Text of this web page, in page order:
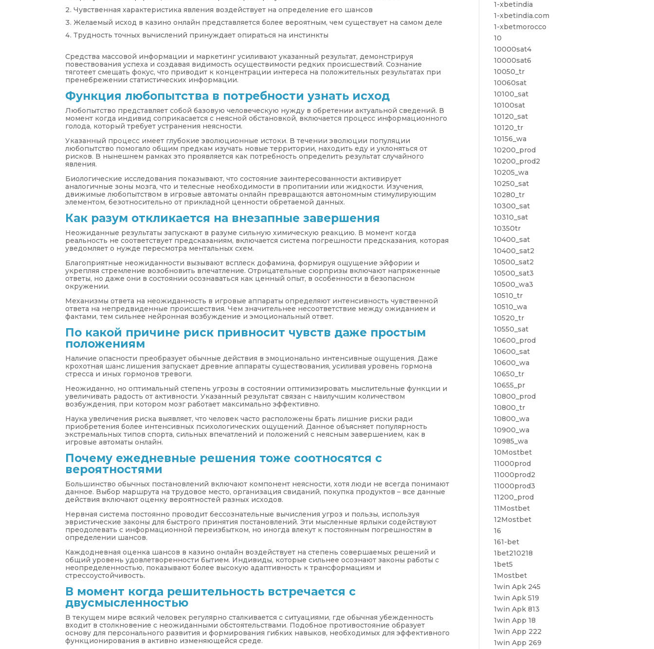
Чувственная характеристика явления воздействует на определение его шансов
Желаемый исход в казино онлайн представляется более вероятным, чем существует на самом деле
Трудность точных вычислений принуждает опираться на инстинкты
Средства массовой информации и маркетинг усиливают указанный результат, демонстрируя
повествования успеха и создавая видимость осуществимости редких происшествий. Сознание
тяготеет смещать фокус, что приводит к концентрации интереса на положительных результатах при
пренебрежении статистических информации.
Функция любопытства в потребности узнать исход
Любопытство представляет собой базовую человеческую нужду в обретении актуальной сведений. В
момент когда индивид соприкасается с неясной обстановкой, включается процесс информационного
голода, который требует устранения неясности.
Указанный процесс имеет глубокие эволюционные истоки. В течении эволюции популяции
любопытство помогало общим предкам изучать новые территории, находить еду и уклоняться от
рисков. В нынешнем рамках это проявляется как потребность определить результат случайного
явления.
Биологические исследования показывают, что состояние заинтересованности активирует
аналогичные зоны мозга, что и телесные необходимости в пропитании или жидкости. Изучения,
движимые любопытством в игровые автоматы онлайн превращаются автономным стимулирующим
элементом, безотносительно от прикладной ценности обретаемой данных.
Как разум откликается на внезапные завершения
Неожиданные результаты запускают в разуме сильную химическую реакцию. В момент когда
реальность не соответствует предсказаниям, включается система погрешности предсказания, которая
уведомляет о нужде пересмотра ментальных схем.
Благоприятные неожиданности вызывают всплеск дофамина, формируя ощущение эйфории и
укрепляя стремление возобновить впечатление. Отрицательные сюрпризы включают напряженные
ответы, но даже они в состоянии осознаваться как ценный опыт, в особенности в безопасном
окружении.
Механизмы ответа на неожиданность в игровые аппараты определяют интенсивность чувственной
ответа на непредвиденные происшествия. Чем значительнее несоответствие между ожиданием и
фактами, тем сильнее нейронная возбуждение и эмоциональный ответ.
По какой причине риск привносит чувств даже простым
положениям
Наличие опасности преобразует обычные действия в эмоционально интенсивные ощущения. Даже
крохотная шанс лишения запускает древние аппараты существования, усиливая уровень гормона
стресса и иных гормонов тревоги.
Неожиданно, но оптимальный степень угрозы в состоянии оптимизировать мыслительные функции и
увеличивать радость от активности. Указанный результат связан с наилучшим количеством
возбуждения, при котором мозг работает максимально эффективно.
Наука увеличения риска выявляет, что человек часто расположены брать лишние риски ради
приобретения более интенсивных психологических ощущений. Данное объясняет популярность
экстремальных типов спорта, сильных впечатлений и положений с неясным завершением, как в
игровые автоматы онлайн.
Почему ежедневные решения тоже соотносятся с
вероятностями
Большинство обычных постановлений включают компонент неясности, хотя люди не всегда понимают
данное. Выбор маршрута на трудовое место, организация свиданий, покупка продуктов – все данные
действия включают оценку вероятностей разных исходов.
Нервная система постоянно проводит бессознательные вычисления угроз и пользы, используя
эвристические законы для быстрого принятия постановлений. Эти мысленные ярлыки содействуют
преодолевать с информационной переизбытком, но иногда влекут к постоянным погрешностям в
определении шансов.
Каждодневная оценка шансов в казино онлайн воздействует на степень совершаемых решений и
общий уровень удовлетворенности бытием. Индивиды, которые сильнее осознают законы работы с
неопределенностью, показывают более высокую адаптивность к трансформациям и
стрессоустойчивость.
В момент когда решительность встречается с
двусмысленностью
В текущем мире всякий человек регулярно сталкивается с ситуациями, где обычная убежденность
входит в столкновение с неожиданными обстоятельствами. Подобное противостояние образует
основу для персонального развития и формирования гибких навыков, необходимых для эффективного
функционирования в активно изменяющейся среде.
1-xbetindia
1-xbetindia.com
1-xbetmorocco
10
10000sat4
10000sat6
10050_tr
10060sat
10100_sat
10100sat
10120_sat
10120_tr
10156_wa
10200_prod
10200_prod2
10205_wa
10250_sat
10280_tr
10300_sat
10310_sat
10350tr
10400_sat
10400_sat2
10500_sat2
10500_sat3
10500_wa3
10510_tr
10510_wa
10520_tr
10550_sat
10600_prod
10600_sat
10600_wa
10650_tr
10655_pr
10800_prod
10800_tr
10800_wa
10900_wa
10985_wa
10Mostbet
11000prod
11000prod2
11000prod3
11200_prod
11Mostbet
12Mostbet
16
161-bet
1bet210218
1bet5
1Mostbet
1win Apk 245
1win Apk 519
1win Apk 813
1win App 18
1win App 222
1win App 269